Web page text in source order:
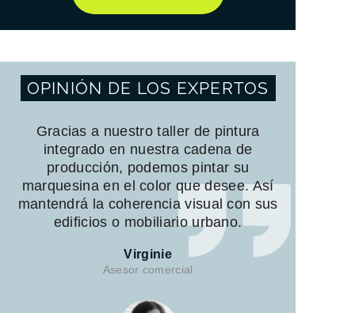
OPINIÓN DE LOS EXPERTOS
Gracias a nuestro taller de pintura
integrado en nuestra cadena de
producción, podemos pintar su
marquesina en el color que desee. Así
mantendrá la coherencia visual con sus
edificios o mobiliario urbano.
Virginie
Asesor comercial